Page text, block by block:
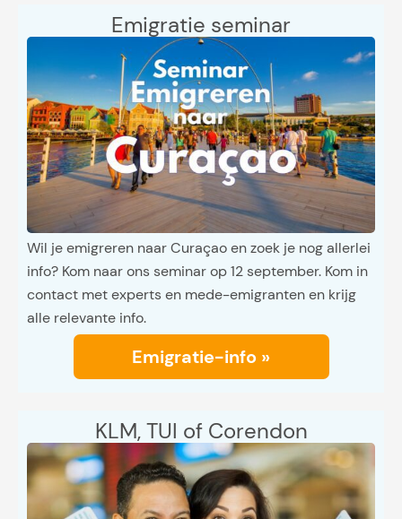
Emigratie seminar
Wil je emigreren naar Curaçao en zoek je nog allerlei
info? Kom naar ons seminar op 12 september. Kom in
contact met experts en mede-emigranten en krijg
alle relevante info.
Emigratie-info »
KLM, TUI of Corendon